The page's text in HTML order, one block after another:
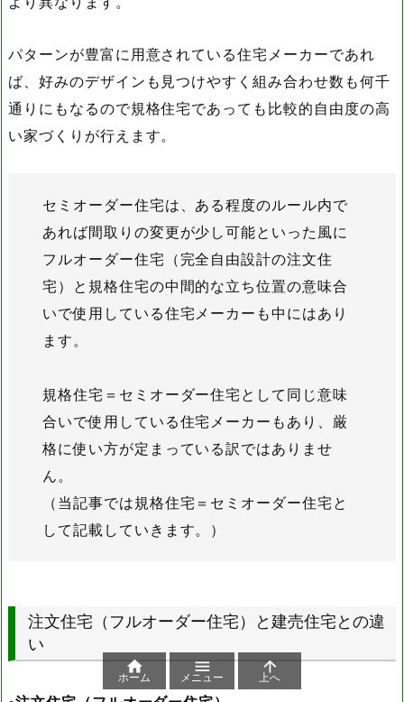
パターンが豊富に用意されている住宅メーカーであれ
ば、好みのデザインも見つけやすく組み合わせ数も何千
通りにもなるので規格住宅であっても比較的自由度の高
い家づくりが行えます。
セミオーダー住宅は、ある程度のルール内で
あれば間取りの変更が少し可能といった風に
フルオーダー住宅（完全自由設計の注文住
宅）と規格住宅の中間的な立ち位置の意味合
いで使用している住宅メーカーも中にはあり
ます。
規格住宅＝セミオーダー住宅として同じ意味
合いで使用している住宅メーカーもあり、厳
格に使い方が定まっている訳ではありませ
ん。
（当記事では規格住宅＝セミオーダー住宅と
して記載していきます。）
注文住宅（フルオーダー住宅）と建売住宅との違
い

ホーム

メニュー

上へ